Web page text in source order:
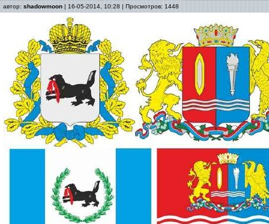
автор: shadowmoon | 16-05-2014, 10:28 | Просмотров: 1448